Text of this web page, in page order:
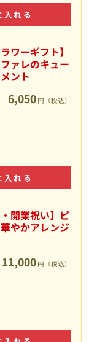
入れる
ワーギフト】
ァレのキュー
ント
6,050 円（税込）
入れる
・開業祝い】ピ
やかアレンジ
11,000 円（税込）